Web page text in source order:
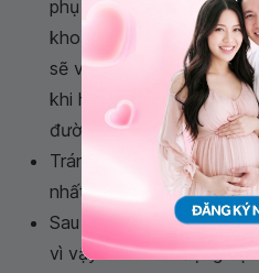
phụ nữ sẽ có hiện tượng
khoảng 10 ngày. Hãy
sẽ và thay băng vệ sinh
khi hết ra máu, ngăn
đường sinh dục.
Tránh quan hệ tình dục:
nhất 6 tuần (1 tháng
Sau khi phá thai, cơ thể
vì vậy tránh lao động